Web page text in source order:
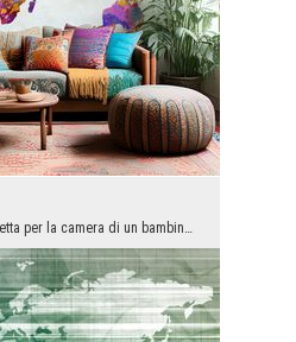
È una decorazione perfetta per la camera di un bambino o di un adolescente, per uno studio scolas...